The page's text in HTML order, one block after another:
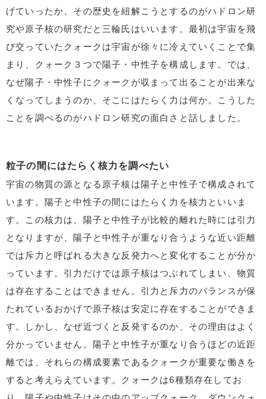
げていったか、その歴史を紐解こうとするのがハドロン研
究や原子核の研究だと三輪氏はいいます。最初は宇宙を飛
び交っていたクォークは宇宙が徐々に冷えていくことで集
まり、クォーク３つで陽子・中性子を構成します。では、
なぜ陽子・中性子にクォークが収まって出ることが出来な
くなってしまうのか、そこにはたらく力は何か。こうした
ことを調べるのがハドロン研究の面白さと話しました。
粒子の間にはたらく核力を調べたい
宇宙の物質の源となる原子核は陽子と中性子で構成されて
います。陽子と中性子の間にはたらく力を核力といいま
す。この核力は、陽子と中性子が比較的離れた時には引力
となりますが、陽子と中性子が重なり合うような近い距離
では斥力と呼ばれる大きな反発力へと変化することが分か
っています。引力だけでは原子核はつぶれてしまい、物質
は存在することはできません。引力と斥力のバランスが保
たれているおかげで原子核は安定に存在することができま
す。しかし、なぜ近づくと反発するのか、その理由はよく
分かっていません。陽子と中性子が重なり合うほどの近距
離では、それらの構成要素であるクォークが重要な働きを
すると考えらえています。クォークは6種類存在してお